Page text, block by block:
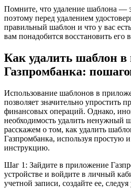
Помните, что удаление шаблона —
поэтому перед удалением
правильный шаблон и что у вас
вам понадобится восстановить его
Как удалить шаблон
Газпромбанка:
Использование шаблонов в
позволяет значительно упростить
финансовых операций. Однако,
необходимость удалить ненужный
расскажем о том, как удалить
Газпромбанка, используя простую
инструкцию.
Шаг 1: Зайдите в приложение
устройстве и войдите в личный
учетной записи, создайте ее,